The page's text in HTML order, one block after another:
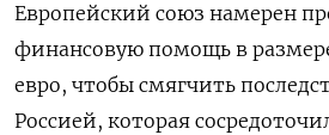
Европейский союз намерен
финансовую помощь в
евро, чтобы смягчить
Россией, которая